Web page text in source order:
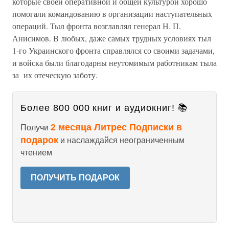
помогали командованию в организации наступательных
операций. Тыл фронта возглавлял генерал Н. П.
Анисимов. В любых, даже самых трудных условиях тыл
1-го Украинского фронта справлялся со своими задачами,
и войска были благодарны неутомимым работникам тыла
за их отеческую заботу.
Более 800 000 книг и аудиокниг! 📚
Получи 2 месяца Литрес Подписки в
подарок и наслаждайся неограниченным
чтением
ПОЛУЧИТЬ ПОДАРОК